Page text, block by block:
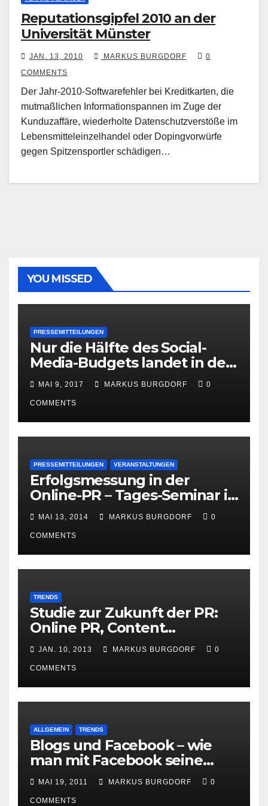
Reputationsgipfel 2010 an der
Universität Münster
JAN. 13, 2010 MARKUS BURGDORF
0
COMMENTS
Der Jahr-2010-Softwarefehler bei Kreditkarten, die
mutmaßlichen Informationspannen im Zuge der
Kunduzaffäre, wiederholte Datenschutzverstöße im
Lebensmitteleinzelhandel oder Dopingvorwürfe
gegen Spitzensportler schädigen…
YOU MISSED
PRESSEMITTEILUNGEN
Nur die Hälfte des Social-
Media-Budgets landet in der
PRMAI 9, 2017 MARKUS BURGDORF 0
COMMENTS
PRESSEMITTEILUNGEN VERANSTALTUNGEN
Erfolgsmessung in der
Online-PR – Tages-Seminar in
Hamburg am 23. Juni 2014
MAI 13, 2014 MARKUS BURGDORF 0
COMMENTS
TRENDS
Studie zur Zukunft der PR:
Online PR, Content
Marketing und Social Media
gewinnen
JAN. 10, 2013 MARKUS BURGDORF 0
COMMENTS
ALLGEMEIN TRENDS
Blogs und Facebook – wie
man mit Facebook seine
Besucher effektiv reduzieren
kann
MAI 19, 2011 MARKUS BURGDORF 0
COMMENTS